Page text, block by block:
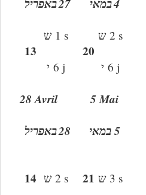
4במאי
27באפריל
2 s ש
6 j י
20
1 s ש
6 j י
13
5 Mai
5 במאי
28 Avril
28באפריל
3 s ש 21
2 s ש 14